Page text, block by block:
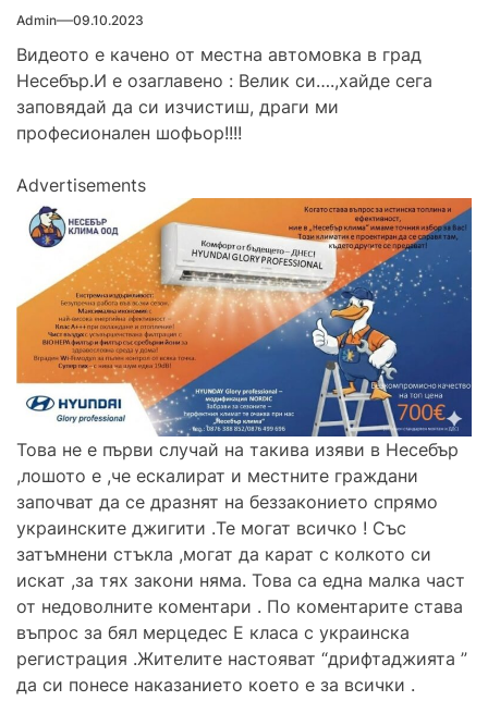
Admin 09.10.2023
Видеото е качено от местна автомовка в град
Несебър.И е озаглавено : Велик си….,хайде сега
заповядай да си изчистиш, драги ми
професионален шофьор!!!!
Advertisements
Това не е първи случай на такива изяви в Несебър
,лошото е ,че ескалират и местните граждани
започват да се дразнят на беззаконието спрямо
украинските джигити .Те могат всичко ! Със
затъмнени стъкла ,могат да карат с колкото си
искат ,за тях закони няма. Това са една малка част
от недоволните коментари . По коментарите става
въпрос за бял мерцедес Е класа с украинска
регистрация .Жителите настояват “дрифтаджията ”
да си понесе наказанието което е за всички .